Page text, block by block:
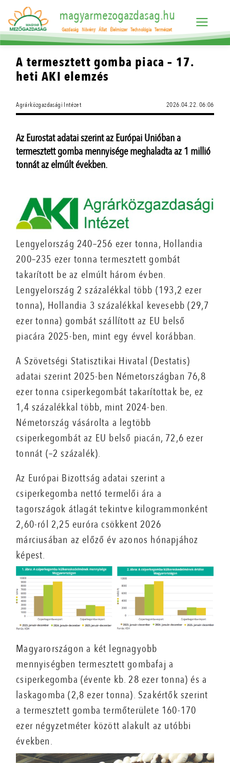
magyarmezogazdasag.hu
Gazdaság Növény Állat Élelmiszer Technológia Természet
A termesztett gomba piaca – 17.
heti AKI elemzés
Agrárközgazdasági Intézet 2026.04.22. 06:06
Az Eurostat adatai szerint az Európai Unióban a
termesztett gomba mennyisége meghaladta az 1 millió
tonnát az elmúlt években.
Lengyelország 240–256 ezer tonna, Hollandia
200–235 ezer tonna termesztett gombát
takarított be az elmúlt három évben.
Lengyelország 2 százalékkal több (193,2 ezer
tonna), Hollandia 3 százalékkal kevesebb (29,7
ezer tonna) gombát szállított az EU belső
piacára 2025-ben, mint egy évvel korábban.
A Szövetségi Statisztikai Hivatal (Destatis)
adatai szerint 2025-ben Németországban 76,8
ezer tonna csiperkegombát takarítottak be, ez
1,4 százalékkal több, mint 2024-ben.
Németország vásárolta a legtöbb
csiperkegombát az EU belső piacán, 72,6 ezer
tonnát (–2 százalék).
Az Európai Bizottság adatai szerint a
csiperkegomba nettó termelői ára a
tagországok átlagát tekintve kilogrammonként
2,60-ról 2,25 euróra csökkent 2026
márciusában az előző év azonos hónapjához
képest.
Magyarországon a két legnagyobb
mennyiségben termesztett gombafaj a
csiperkegomba (évente kb. 28 ezer tonna) és a
laskagomba (2,8 ezer tonna). Szakértők szerint
a termesztett gomba termőterülete 160-170
ezer négyzetméter között alakult az utóbbi
években.